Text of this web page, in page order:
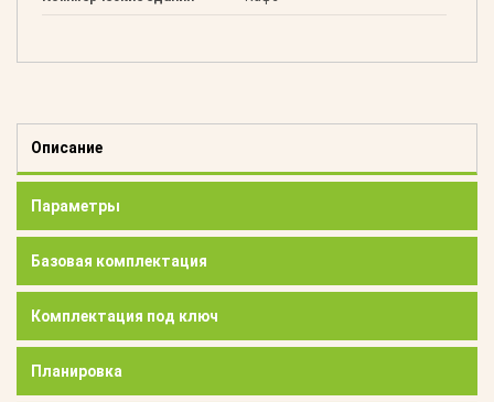
Описание
Параметры
Базовая комплектация
Комплектация под ключ
Планировка